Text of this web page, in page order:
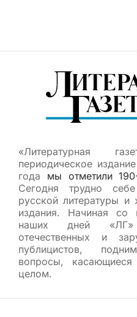
«Литературная
периодическое
года мы отметили
Сегодня трудно
русской литературы и
издания. Начиная
наших дней «ЛГ»
отечественных и
публицистов,
вопросы,
целом.